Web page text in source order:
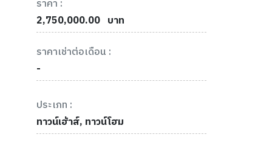
ราคา :
2,750,000.00 บาท
ราคาเช่าต่อเดือน :
-
ประเภท :
ทาวน์เฮ้าส์, ทาวน์โฮม